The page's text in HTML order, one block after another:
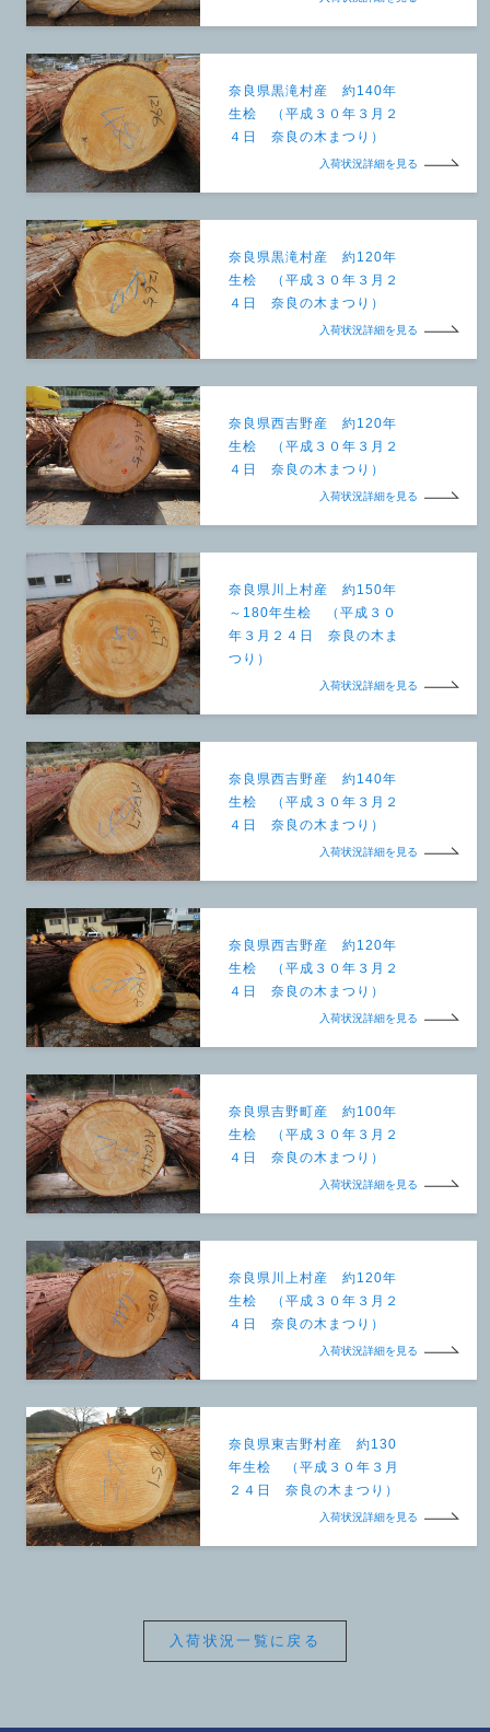
奈良県黒滝村産 約140年
生桧 （平成３０年３月２
４日 奈良の木まつり）
入荷状況詳細を見る
奈良県黒滝村産 約120年
生桧 （平成３０年３月２
４日 奈良の木まつり）
入荷状況詳細を見る
奈良県西吉野産 約120年
生桧 （平成３０年３月２
４日 奈良の木まつり）
入荷状況詳細を見る
奈良県川上村産 約150年
～180年生桧 （平成３０
年３月２４日 奈良の木ま
つり）
入荷状況詳細を見る
奈良県西吉野産 約140年
生桧 （平成３０年３月２
４日 奈良の木まつり）
入荷状況詳細を見る
奈良県西吉野産 約120年
生桧 （平成３０年３月２
４日 奈良の木まつり）
入荷状況詳細を見る
奈良県吉野町産 約100年
生桧 （平成３０年３月２
４日 奈良の木まつり）
入荷状況詳細を見る
奈良県川上村産 約120年
生桧 （平成３０年３月２
４日 奈良の木まつり）
入荷状況詳細を見る
奈良県東吉野村産 約130
年生桧 （平成３０年３月
２４日 奈良の木まつり）
入荷状況詳細を見る
入荷状況一覧に戻る